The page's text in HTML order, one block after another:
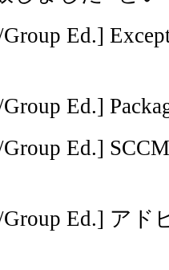
Ed.]
Ed.]
Ed.]
Ed.] アド